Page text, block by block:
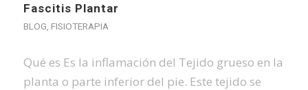
Fascitis Plantar
BLOG FISIOTERAPIA
Qué es Es la inflamación del Tejido grueso en la
planta o parte inferior del pie. Este tejido se